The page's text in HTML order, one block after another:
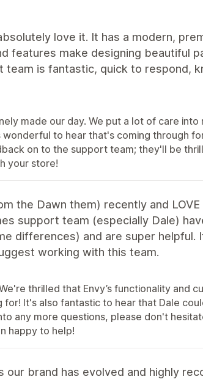
love it. It has a modern,
features make designing beautiful
is fantastic, quick to respond,
made our day. We put a lot of care into
to hear that's coming through
on to the support team; they'll be
your store!
the Dawn them) recently and
support team (especially Dale)
differences) and are super helpful.
working with this team.
thrilled that Envy’s functionality and
It's also fantastic to hear that Dale
any more questions, please don't
happy to help!
brand has evolved and highly